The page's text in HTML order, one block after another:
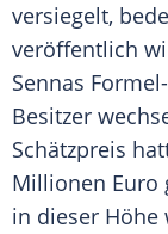
versiegelt,
veröffentlich
Sennas
Besitzer
Schätzpreis
Millionen Euro
in dieser Höhe